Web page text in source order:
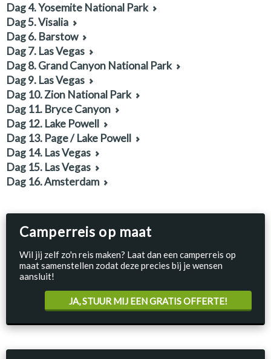
Dag 4. Yosemite National Park
Dag 5. Visalia
Dag 6. Barstow
Dag 7. Las Vegas
Dag 8. Grand Canyon National Park
Dag 9. Las Vegas
Dag 10. Zion National Park
Dag 11. Bryce Canyon
Dag 12. Lake Powell
Dag 13. Page / Lake Powell
Dag 14. Las Vegas
Dag 15. Las Vegas
Dag 16. Amsterdam
Camperreis op maat
Wil jij zelf zo'n reis maken? Laat dan een camperreis op
maat samenstellen zodat deze precies bij je wensen
aansluit!
JA, STUUR MIJ EEN GRATIS OFFERTE!